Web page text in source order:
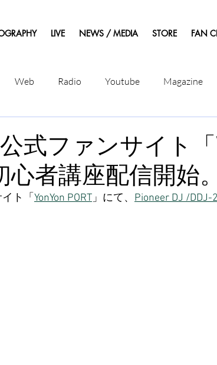
LIVE NEWS / MEDIA STORE FAN
Web Radio Youtube Magazine
公式ファンサイト「
心者講座配信開始。
ト「 YonYon PORT 」にて、 Pioneer DJ /DDJ-